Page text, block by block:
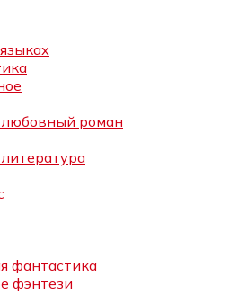
роман
фантастика
фэнтези